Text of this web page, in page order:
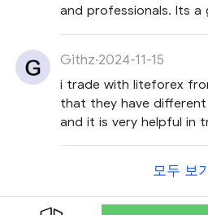
and professionals. Its
Githz·2024-11-15
i trade with liteforex
that they have
and it is very helpful in
모두 보